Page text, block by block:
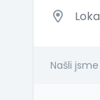
Našli jsme